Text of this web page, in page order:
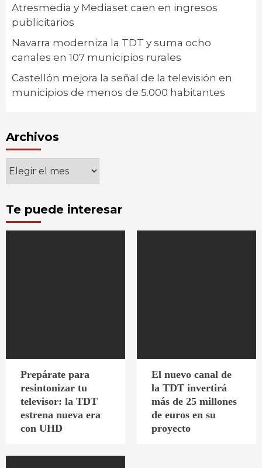
Atresmedia y Mediaset caen en ingresos
publicitarios
Navarra moderniza la TDT y suma ocho
canales en 107 municipios rurales
Castellón mejora la señal de la televisión en
municipios de menos de 5.000 habitantes
Archivos
Archivos
Te puede interesar
Prepárate para
resintonizar tu
televisor: la TDT
estrena nueva era
con UHD
El nuevo canal de
la TDT invertirá
más de 25 millones
de euros en su
proyecto